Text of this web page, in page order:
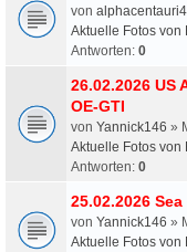
von
Aktuelle Fotos von
Antworten: 0
26.02.2026 US
OE-GTI
von Yannick146 »
Aktuelle Fotos von
Antworten: 0
25.02.2026
von Yannick146 »
Aktuelle Fotos von